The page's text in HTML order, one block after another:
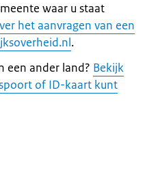
waar u staat
het aanvragen van een
.
een ander land? Bekijk
of ID-kaart kunt